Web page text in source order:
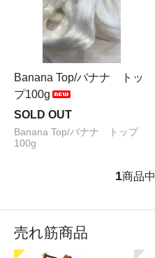
Banana Top/バナナ トッ
プ100g
SOLD OUT
Banana Top/バナナ トップ
100g
1商品中
売れ筋商品